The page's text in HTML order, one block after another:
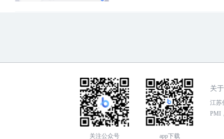
关注公众号 app下载
关
江苏
PMI